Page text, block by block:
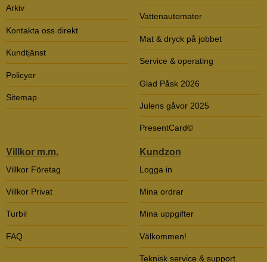
Arkiv
Kontakta oss direkt
Kundtjänst
Policyer
Sitemap
Vattenautomater
Mat & dryck på jobbet
Service & operating
Glad Påsk 2026
Julens gåvor 2025
PresentCard©
Villkor m.m.
Villkor Företag
Villkor Privat
Turbil
FAQ
Kundzon
Logga in
Mina ordrar
Mina uppgifter
Välkommen!
Teknisk service & support